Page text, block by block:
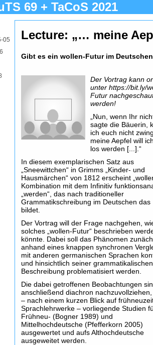
69 + TaCoS 2021
05
Lecture: „… meine
Gibt es ein wollen-Futur im
Der Vortrag kann
unter https://bit.ly/
Futur
werden!
„Nun, wenn Ihr
sagte die Bäuerin,
ich euch nicht
meine Aepfel will
los werden [...].“
In diesem exemplarischen Satz aus
„Sneewittchen“ in Grimms „Kinder- und
Hausmärchen“ von 1812 erscheint
Kombination mit dem Infinitiv
„werden“, das nach traditioneller
Grammatikschreibung im Deutschen das
bildet.
Der Vortrag will der Frage nachgehen,
solches „wollen-Futur“ beschrieben
könnte. Dabei soll das Phänomen
anhand eines knappen synchronen
mit anderen germanischen Sprachen
und hinsichtlich seiner grammatikalischen
Beschreibung problematisiert werden.
Die dabei getroffenen Beobachtungen
anschließend diachron
– nach einem kurzen Blick auf
Sprachlehrwerke – vorliegende Studien
Frühneu- (Bogner 1989) und
Mittelhochdeutsche (Pfefferkorn 2005)
ausgewertet und aufs Althochdeutsche
ausgeweitet werden.